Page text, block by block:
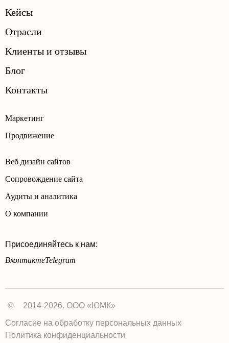
Маркетинг
Продвижение
Веб дизайн сайтов
Сопровождение сайта
Аудиты и аналитика
О компании
Присоединяйтесь к нам:
ВконтактеTelegram
Кейсы
Отрасли
Клиенты и отзывы
Блог
Контакты
©
2014-2026. ООО «ЮМК»
Согласие на обработку персональных данных
Политика конфиденциальности